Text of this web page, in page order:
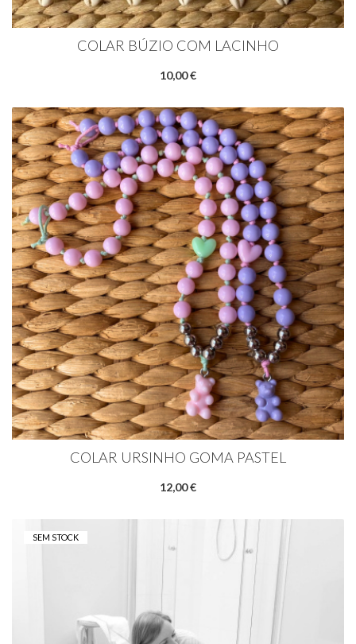
COLAR BÚZIO COM LACINHO
10,00 €
COLAR URSINHO GOMA PASTEL
12,00 €
SEM STOCK